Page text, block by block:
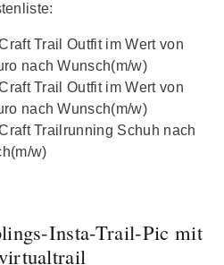
Trail Outfit im Wert von
nach Wunsch(m/w)
Trail Outfit im Wert von
nach Wunsch(m/w)
Trailrunning Schuh nach
w)
Insta-Trail-Pic mit